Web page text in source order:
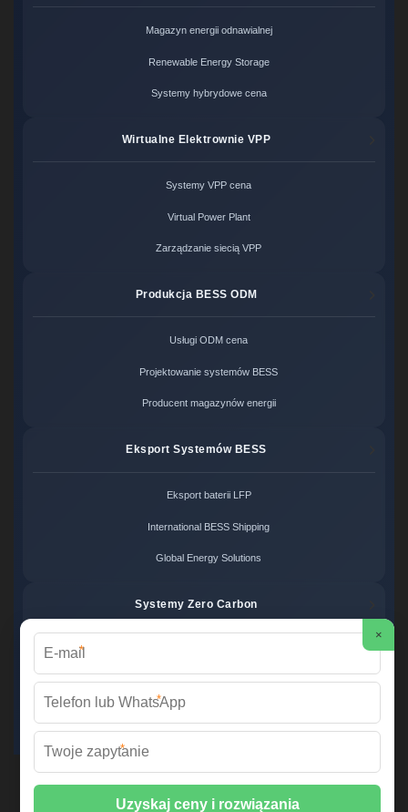
Magazyn energii odnawialnej
Renewable Energy Storage
Systemy hybrydowe cena
Wirtualne Elektrownie VPP
Systemy VPP cena
Virtual Power Plant
Zarządzanie siecią VPP
Produkcja BESS ODM
Usługi ODM cena
Projektowanie systemów BESS
Producent magazynów energii
Eksport Systemów BESS
Eksport baterii LFP
International BESS Shipping
Global Energy Solutions
Systemy Zero Carbon
Zero Carbon Energy
Ekologiczne rozwiązania OZE
Wirtualna Elektrownia Polska ©
Mapa strony
📞 +48 22 378 45 12 | ✉️info@fabrykawspomnien.waw.pl
×
*
*
*